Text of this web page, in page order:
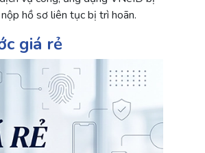
hồ sơ liên tục bị trì hoãn.
giá rẻ